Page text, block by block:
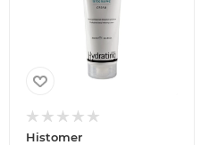
Histomer